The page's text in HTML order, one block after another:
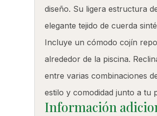
diseño. Su ligera estructura
elegante tejido de cuerda
Incluye un cómodo cojín
alrededor de la piscina.
entre varias combinaciones
estilo y comodidad junto a tu
Información